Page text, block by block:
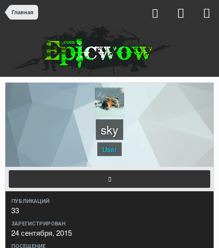
Главная
sky
User
ПУБЛИКАЦИЙ
33
ЗАРЕГИСТРИРОВАН
24 сентября, 2015
ПОСЕЩЕНИЕ